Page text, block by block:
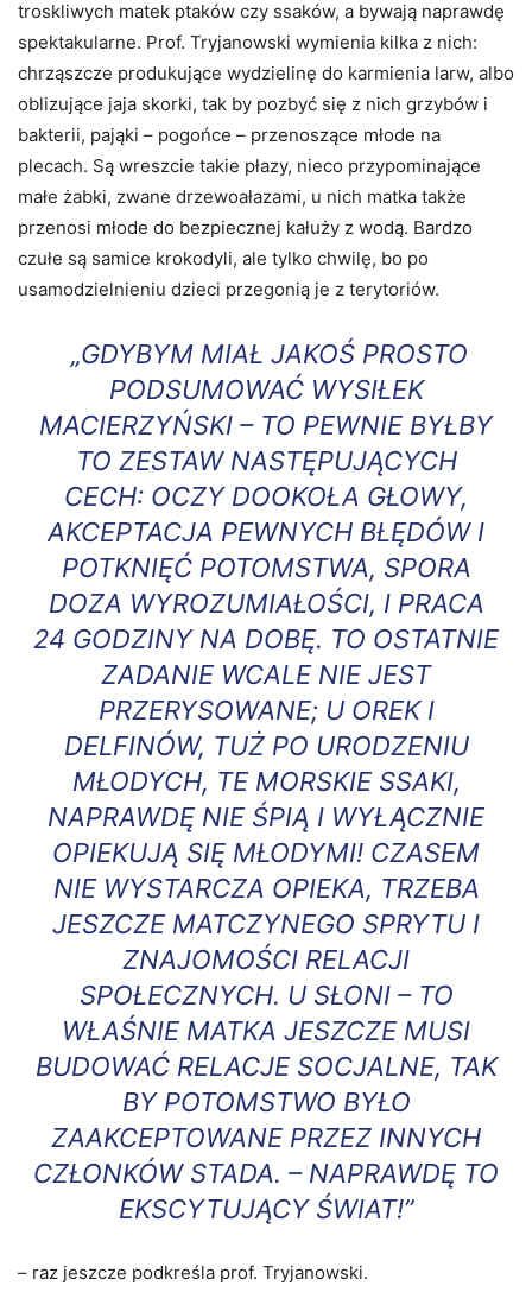
troskliwych matek ptaków czy ssaków, a bywają naprawdę
spektakularne. Prof. Tryjanowski wymienia kilka z nich:
chrząszcze produkujące wydzielinę do karmienia larw, albo
oblizujące jaja skorki, tak by pozbyć się z nich grzybów i
bakterii, pająki – pogońce – przenoszące młode na
plecach. Są wreszcie takie płazy, nieco przypominające
małe żabki, zwane drzewoałazami, u nich matka także
przenosi młode do bezpiecznej kałuży z wodą. Bardzo
czułe są samice krokodyli, ale tylko chwilę, bo po
usamodzielnieniu dzieci przegonią je z terytoriów.
„GDYBYM MIAŁ JAKOŚ PROSTO
PODSUMOWAĆ WYSIŁEK
MACIERZYŃSKI – TO PEWNIE BYŁBY
TO ZESTAW NASTĘPUJĄCYCH
CECH: OCZY DOOKOŁA GŁOWY,
AKCEPTACJA PEWNYCH BŁĘDÓW I
POTKNIĘĆ POTOMSTWA, SPORA
DOZA WYROZUMIAŁOŚCI, I PRACA
24 GODZINY NA DOBĘ. TO OSTATNIE
ZADANIE WCALE NIE JEST
PRZERYSOWANE; U OREK I
DELFINÓW, TUŻ PO URODZENIU
MŁODYCH, TE MORSKIE SSAKI,
NAPRAWDĘ NIE ŚPIĄ I WYŁĄCZNIE
OPIEKUJĄ SIĘ MŁODYMI! CZASEM
NIE WYSTARCZA OPIEKA, TRZEBA
JESZCZE MATCZYNEGO SPRYTU I
ZNAJOMOŚCI RELACJI
SPOŁECZNYCH. U SŁONI – TO
WŁAŚNIE MATKA JESZCZE MUSI
BUDOWAĆ RELACJE SOCJALNE, TAK
BY POTOMSTWO BYŁO
ZAAKCEPTOWANE PRZEZ INNYCH
CZŁONKÓW STADA. – NAPRAWDĘ TO
EKSCYTUJĄCY ŚWIAT!”
– raz jeszcze podkreśla prof. Tryjanowski.